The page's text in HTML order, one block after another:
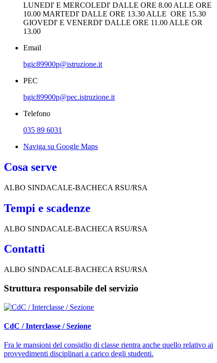
LUNEDI' E MERCOLEDI' DALLE ORE 8.00 ALLE ORE
10.00 MARTEDI' DALLE ORE 13.30 ALLE ORE 15.30
GIOVEDI' E VENERDI' DALLE ORE 11.00 ALLE OR
13.00
Email
bgic89900p@istruzione.it
PEC
bgic89900p@pec.istruzione.it
Telefono
035 89 6031
Naviga su Google Maps
Cosa serve
ALBO SINDACALE-BACHECA RSU/RSA
Tempi e scadenze
ALBO SINDACALE-BACHECA RSU/RSA
Contatti
ALBO SINDACALE-BACHECA RSU/RSA
Struttura responsabile del servizio
CdC / Interclasse / Sezione
Fra le mansioni del consiglio di classe rientra anche quello relativo ai
provvedimenti disciplinari a carico degli studenti.